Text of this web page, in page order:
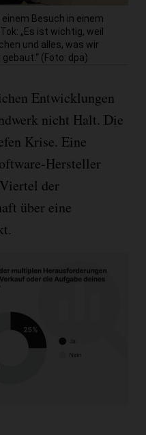
Besuch in einem
„Es ist wichtig, weil
und alles, was wir
(Foto: dpa)
Entwicklungen
nicht Halt. Die
Krise. Eine
Hersteller
der
über eine